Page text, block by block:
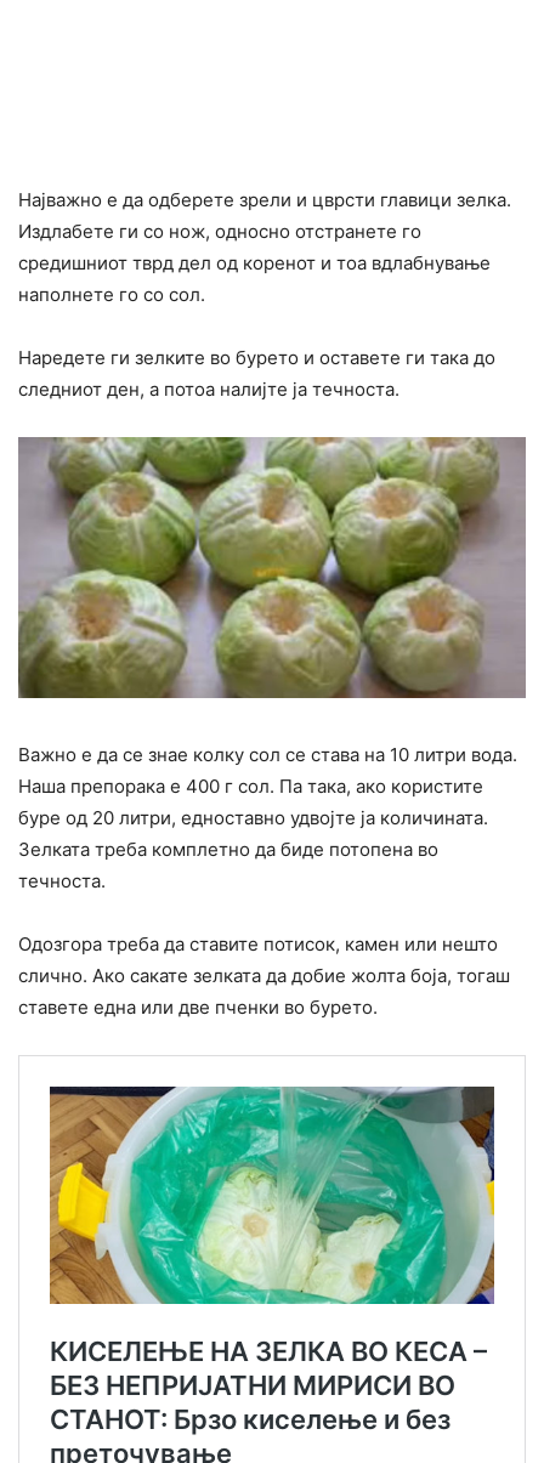
Најважно е да одберете зрели и цврсти главици зелка.
Издлабете ги со нож, односно отстранете го
средишниот тврд дел од коренот и тоа вдлабнување
наполнете го со сол.
Наредете ги зелките во бурето и оставете ги така до
следниот ден, а потоа налијте ја течноста.
Важно е да се знае колку сол се става на 10 литри вода.
Наша препорака е 400 г сол. Па така, ако користите
буре од 20 литри, едноставно удвојте ја количината.
Зелката треба комплетно да биде потопена во
течноста.
Одозгора треба да ставите потисок, камен или нешто
слично. Ако сакате зелката да добие жолта боја, тогаш
ставете една или две пченки во бурето.